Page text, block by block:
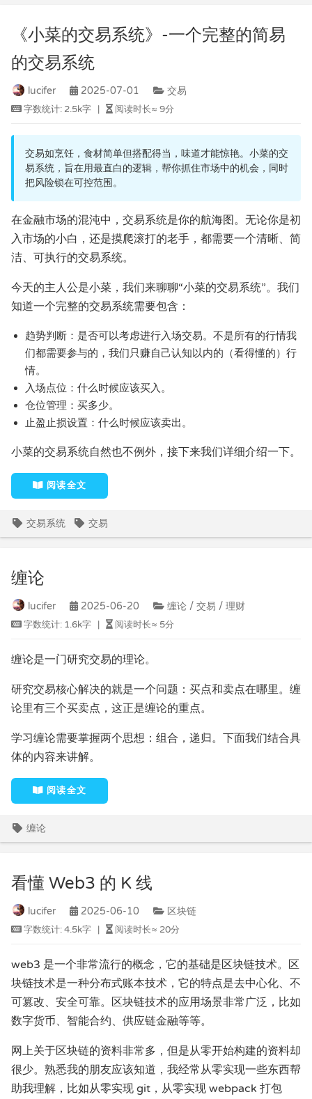
《小菜的交易系统》-一个完整的简易
的交易系统
lucifer 2025-07-01 交易
字数统计: 2.5k字 阅读时长≈ 9分
交易如烹饪，食材简单但搭配得当，味道才能惊艳。小菜的交
易系统，旨在用最直白的逻辑，帮你抓住市场中的机会，同时
把风险锁在可控范围。
在金融市场的混沌中，交易系统是你的航海图。无论你是初
入市场的小白，还是摸爬滚打的老手，都需要一个清晰、简
洁、可执行的交易系统。
今天的主人公是小菜，我们来聊聊“小菜的交易系统”。我们
知道一个完整的交易系统需要包含：
趋势判断：是否可以考虑进行入场交易。不是所有的行情我
们都需要参与的，我们只赚自己认知以内的（看得懂的）行
情。
入场点位：什么时候应该买入。
仓位管理：买多少。
止盈止损设置：什么时候应该卖出。
小菜的交易系统自然也不例外，接下来我们详细介绍一下。
阅读全文
交易系统 交易
缠论
lucifer 2025-06-20 缠论 / 交易 / 理财
字数统计: 1.6k字 阅读时长≈ 5分
缠论是一门研究交易的理论。
研究交易核心解决的就是一个问题：买点和卖点在哪里。缠
论里有三个买卖点，这正是缠论的重点。
学习缠论需要掌握两个思想：组合，递归。下面我们结合具
体的内容来讲解。
阅读全文
缠论
看懂 Web3 的 K 线
lucifer 2025-06-10 区块链
字数统计:4.5k字 阅读时长≈ 20分
web3 是一个非常流行的概念，它的基础是区块链技术。区
块链技术是一种分布式账本技术，它的特点是去中心化、不
可篡改、安全可靠。区块链技术的应用场景非常广泛，比如
数字货币、智能合约、供应链金融等等。
网上关于区块链的资料非常多，但是从零开始构建的资料却
很少。熟悉我的朋友应该知道，我经常从零实现一些东西帮
助我理解，比如从零实现 git，从零实现 webpack 打包